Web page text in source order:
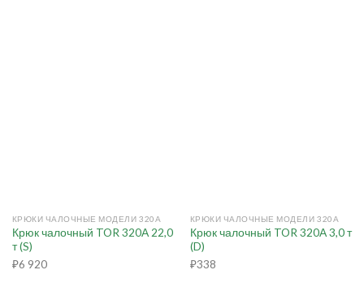
КРЮКИ ЧАЛОЧНЫЕ МОДЕЛИ 320А
Крюк чалочный TOR 320А 22,0
т (S)
₽6 920
КРЮКИ ЧАЛОЧНЫЕ МОДЕЛИ 320А
Крюк чалочный TOR 320А 3,0 т
(D)
₽338